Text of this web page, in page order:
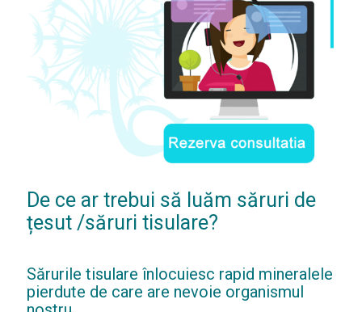
De ce ar trebui să luăm săruri de
țesut /săruri tisulare?
Sărurile tisulare înlocuiesc rapid mineralele
pierdute de care are nevoie organismul